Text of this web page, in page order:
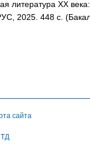
литература ХХ
2025. 448 с.
сайта